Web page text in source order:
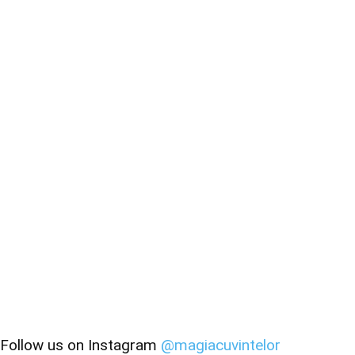
Follow us on Instagram @magiacuvintelor